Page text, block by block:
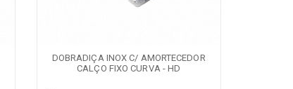
DOBRADIÇA INOX C/ AMORTECEDOR
CALÇO FIXO CURVA - HD
Quantidade: